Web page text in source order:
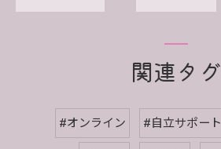
関連タグ
#オンライン #自立サポート